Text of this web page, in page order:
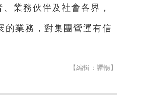
業務伙伴及社會各界，
的業務，對集團營運有信
【編輯：譚暢】